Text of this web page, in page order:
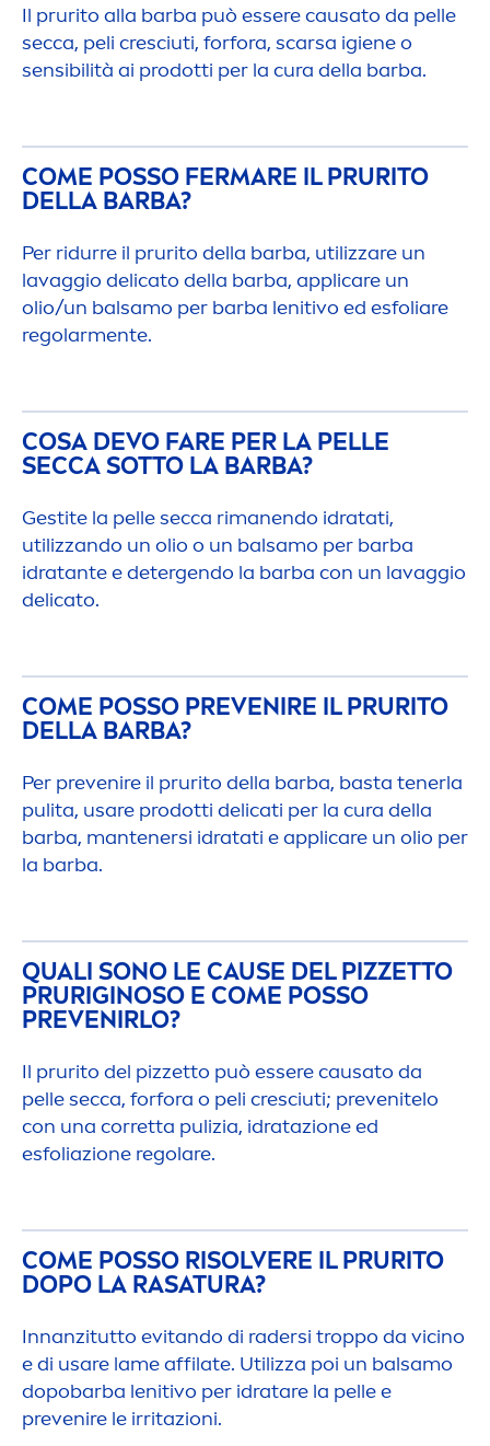
Il prurito alla barba può essere causato da pelle
secca, peli cresciuti, forfora, scarsa igiene o
sensibilità ai prodotti per la cura della barba.
COME POSSO FERMARE IL PRURITO
DELLA BARBA?
Per ridurre il prurito della barba, utilizzare un
lavaggio delicato della barba, applicare un
olio/un balsamo per barba lenitivo ed esfoliare
regolarmente.
COSA DEVO FARE PER LA PELLE
SECCA SOTTO LA BARBA?
Gestite la pelle secca rimanendo idratati,
utilizzando un olio o un balsamo per barba
idratante e detergendo la barba con un lavaggio
delicato.
COME POSSO PREVENIRE IL PRURITO
DELLA BARBA?
Per prevenire il prurito della barba, basta tenerla
pulita, usare prodotti delicati per la cura della
barba, mantenersi idratati e applicare un olio per
la barba.
QUALI SONO LE CAUSE DEL PIZZETTO
PRURIGINOSO E COME POSSO
PREVENIRLO?
Il prurito del pizzetto può essere causato da
pelle secca, forfora o peli cresciuti; prevenitelo
con una corretta pulizia, idratazione ed
esfoliazione regolare.
COME POSSO RISOLVERE IL PRURITO
DOPO LA RASATURA?
Innanzitutto evitando di radersi troppo da vicino
e di usare lame affilate. Utilizza poi un balsamo
dopobarba lenitivo per idratare la pelle e
prevenire le irritazioni.